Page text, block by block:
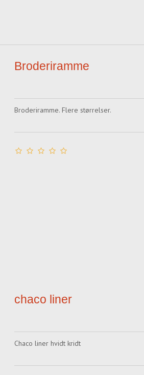
Broderiramme
Broderiramme. Flere størrelser.
chaco liner
Chaco liner hvidt kridt